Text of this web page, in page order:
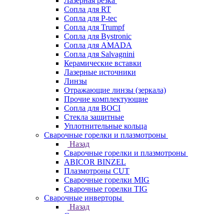
Сопла для RT
Сопла для P-tec
Сопла для Trumpf
Сопла для Bystronic
Сопла для AMADA
Сопла для Salvagnini
Керамические вставки
Лазерные источники
Линзы
Отражающие линзы (зеркала)
Прочие комплектующие
Сопла для BOCI
Стекла защитные
Уплотнительные кольца
Сварочные горелки и плазмотроны
Назад
Сварочные горелки и плазмотроны
ABICOR BINZEL
Плазмотроны CUT
Сварочные горелки MIG
Сварочные горелки TIG
Сварочные инверторы
Назад